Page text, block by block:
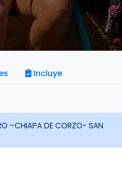
Incluye
–CHIAPA DE CORZO- SAN